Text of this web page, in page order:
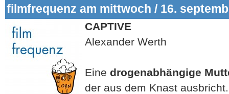
filmfrequenz am mittwoch / 16.
CAPTIVE
Alexander Werth
Eine drogenabhängige
der aus dem Knast